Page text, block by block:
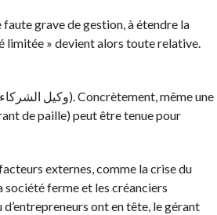
grave de gestion, à étendre la
limitée » devient alors toute relative.
de paille) peut être tenue pour
externes, comme la crise du
société ferme et les créanciers
d’entrepreneurs ont en tête, le gérant